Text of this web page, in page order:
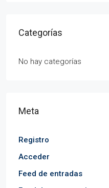
Categorías
No hay categorías
Meta
Registro
Acceder
Feed de entradas